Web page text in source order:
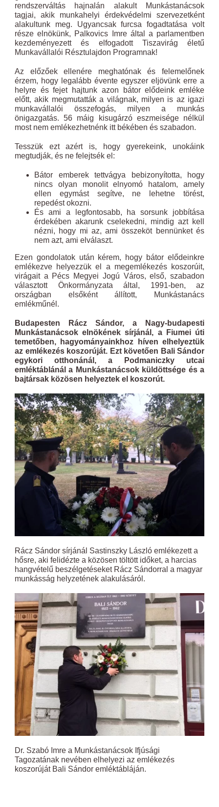
rendszerváltás hajnalán alakult Munkástanácsok
tagjai, akik munkahelyi érdekvédelmi szervezetként
alakultunk meg. Ugyancsak furcsa fogadtatása volt
része elnökünk, Palkovics Imre által a parlamentben
kezdeményezett és elfogadott Tiszavirág életű
Munkavállalói Résztulajdon Programnak!
Az előzőek ellenére meghatónak és felemelőnek
érzem, hogy legalább évente egyszer eljövünk erre a
helyre és fejet hajtunk azon bátor elődeink emléke
előtt, akik megmutatták a világnak, milyen is az igazi
munkavállalói összefogás, milyen a munkás
önigazgatás. 56 máig kisugárzó eszmeisége nélkül
most nem emlékezhetnénk itt békében és szabadon.
Tesszük ezt azért is, hogy gyerekeink, unokáink
megtudják, és ne felejtsék el:
Bátor emberek tettvágya bebizonyította, hogy
nincs olyan monolit elnyomó hatalom, amely
ellen egymást segítve, ne lehetne törést,
repedést okozni.
És ami a legfontosabb, ha sorsunk jobbítása
érdekében akarunk cselekedni, mindig azt kell
nézni, hogy mi az, ami összeköt bennünket és
nem azt, ami elválaszt.
Ezen gondolatok után kérem, hogy bátor elődeinkre
emlékezve helyezzük el a megemlékezés koszorúit,
virágait a Pécs Megyei Jogú Város, első, szabadon
választott Önkormányzata által, 1991-ben, az
országban elsőként állított, Munkástanács
emlékműnél.
Budapesten Rácz Sándor, a Nagy-budapesti
Munkástanácsok elnökének sírjánál, a Fiumei úti
temetőben, hagyományainkhoz híven elhelyeztük
az emlékezés koszorúját. Ezt követően Bali Sándor
egykori otthonánál, a Podmaniczky utcai
emléktáblánál a Munkástanácsok küldöttsége és a
bajtársak közösen helyeztek el koszorút.
Rácz Sándor sírjánál Sastinszky László emlékezett a
hősre, aki felidézte a közösen töltött időket, a harcias
hangvételű beszélgetéseket Rácz Sándorral a magyar
munkásság helyzetének alakulásáról.
Dr. Szabó Imre a Munkástanácsok Ifjúsági
Tagozatának nevében elhelyezi az emlékezés
koszorúját Bali Sándor emléktábláján.